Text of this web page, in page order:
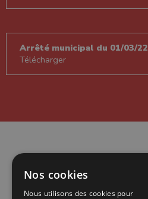
Arrêté municipal du 01/03/22
Télécharger
Nos cookies
Nous utilisons des cookies pour